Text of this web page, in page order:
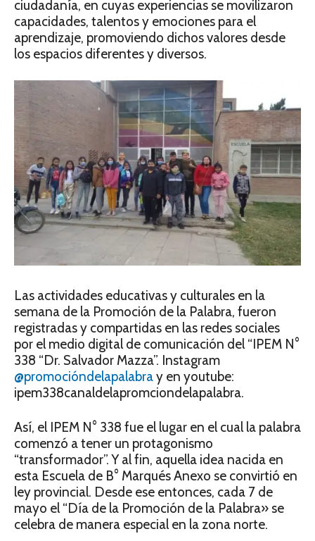
ciudadanía, en cuyas experiencias se movilizaron
capacidades, talentos y emociones para el
aprendizaje, promoviendo dichos valores desde
los espacios diferentes y diversos.
Las actividades educativas y culturales en la
semana de la Promoción de la Palabra, fueron
registradas y compartidas en las redes sociales
por el medio digital de comunicación del “IPEM N°
338 “Dr. Salvador Mazza”. Instagram
@promocióndelapalabray en youtube:
ipem338canaldelapromciondelapalabra.
Así, el IPEM N° 338 fue el lugar en el cual la palabra
comenzó a tener un protagonismo
“transformador”. Y al fin, aquella idea nacida en
esta Escuela de B° Marqués Anexo se convirtió en
ley provincial. Desde ese entonces, cada 7 de
mayo el “Día de la Promoción de la Palabra» se
celebra de manera especial en la zona norte.